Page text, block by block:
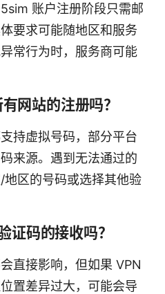
账户注册阶段只需邮
要求可能随地区和服务
常行为时，服务商可能
网站的注册吗？
持虚拟号码，部分平台
来源。遇到无法通过的
区的号码或选择其他验
证码的接收吗？
直接影响，但如果 VPN
置差异过大，可能会导